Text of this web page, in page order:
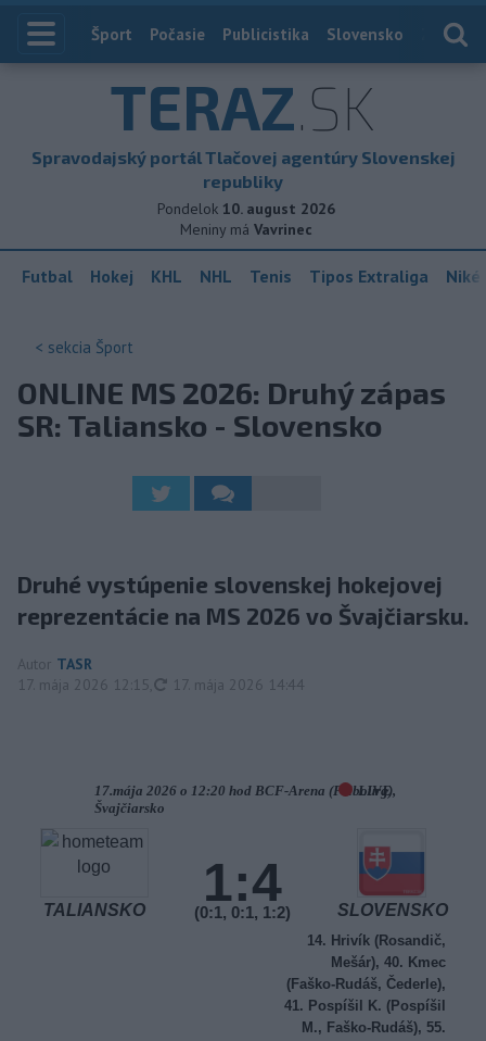
Index
Šport Počasie Publicistika Slovensko
TERAZ.SK
Spravodajský portál Tlačovej agentúry Slovenskej
republiky
Pondelok 10. august 2026
Meniny má Vavrinec
Futbal Hokej KHL NHL Tenis Tipos Extraliga
< sekcia Šport
ONLINE MS 2026: Druhý zápas
SR: Taliansko - Slovensko
Druhé vystúpenie slovenskej hokejovej
reprezentácie na MS 2026 vo Švajčiarsku.
Autor TASR
17. mája 2026 12:15
aktualizované
17. mája 2026 14:44
17.mája 2026 o 12:20 hod BCF-Arena (Fribourg),
Švajčiarsko
LIVE
TALIANSKO 1:4
(0:1, 0:1, 1:2) SLOVENSKO
14. Hrivík (Rosandič,
Mešár), 40. Kmec
(Faško-Rudáš, Čederle),
41. Pospíšil K. (Pospíšil
M., Faško-Rudáš), 55.